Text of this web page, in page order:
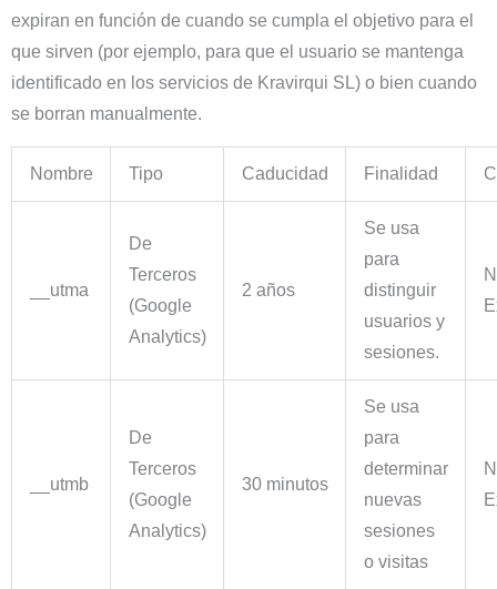
expiran en función de cuando se cumpla el objetivo para el
que sirven (por ejemplo, para que el usuario se mantenga
identificado en los servicios de Kravirqui SL) o bien cuando
se borran manualmente.
Nombre Tipo Caducidad Finalidad
__utma
De
Terceros
(Google
Analytics)
2 años
Se usa
para
distinguir
usuarios y
sesiones.
__utmb
De
Terceros
(Google
Analytics)
30 minutos
Se usa
para
determinar
nuevas
sesiones
o visitas